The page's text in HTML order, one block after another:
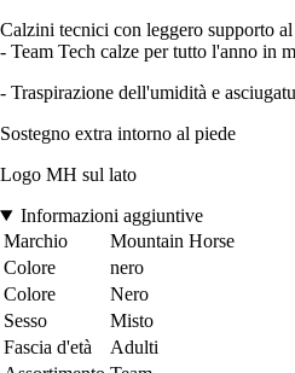
Calzini tecnici con leggero supporto
- Team Tech calze per tutto l'anno in
- Traspirazione dell'umidità e
Sostegno extra intorno al piede
Logo MH sul lato
Informazioni aggiuntive
Marchio
Mountain Horse
Colore
nero
Colore
Nero
Sesso
Misto
Fascia d'età
Adulti